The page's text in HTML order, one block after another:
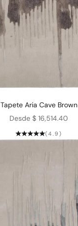
Tapete Aria Cave Brown
Precio de oferta
Desde $ 16,514.40
(4.9)